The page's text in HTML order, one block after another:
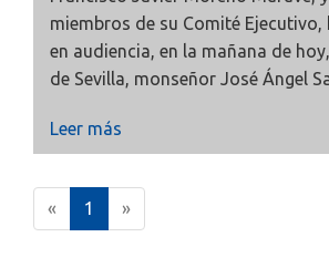
miembros de su Comité
en audiencia, en la mañana de
de Sevilla, monseñor José Ángel
Leer más
« 1
c
»